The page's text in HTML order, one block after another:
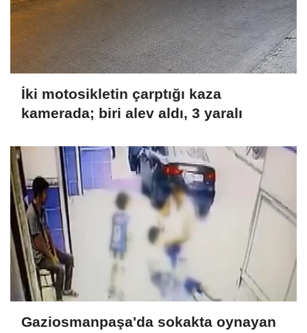
İki motosikletin çarptığı kaza
kamerada; biri alev aldı, 3 yaralı
Gaziosmanpaşa'da sokakta oynayan